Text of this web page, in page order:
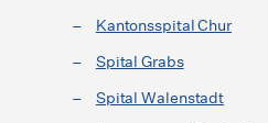
Kantonsspital Chur
Spital Grabs
Spital Walenstadt